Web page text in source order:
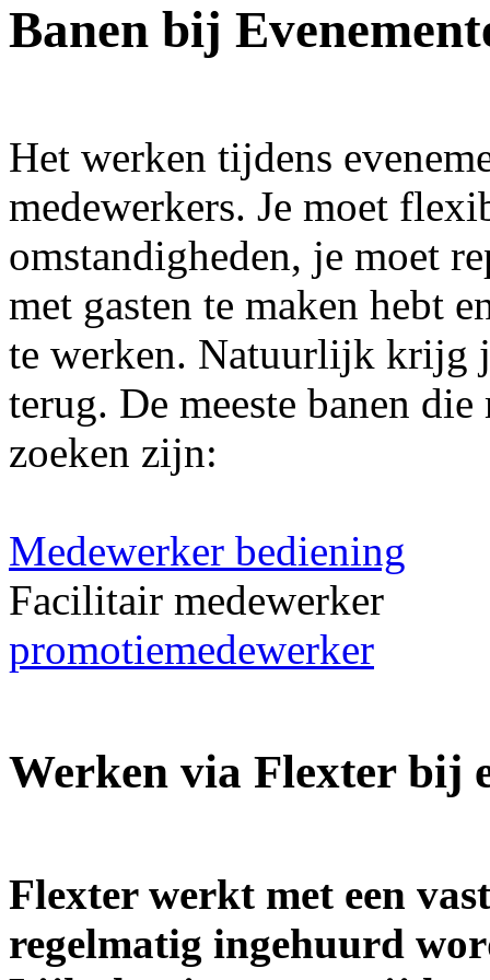
systeem van Flexter. Vanaf
heden zijn we volledig
operationeel en kan iedereen
Banen bij
Het werken tijdens
medewerkers. Je moet
omstandigheden, je moet
met gasten te maken hebt
te werken. Natuurlijk krijg
terug. De meeste banen
zoeken zijn:
Medewerker bediening
Facilitair medewerker
promotiemedewerker
Werken via Flexter bij
Flexter werkt met een
regelmatig ingehuurd